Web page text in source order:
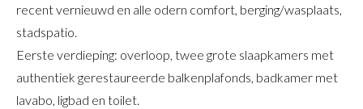
recent vernieuwd en alle odern comfort, berging/wasplaats,
stadspatio.
Eerste verdieping: overloop, twee grote slaapkamers met
authentiek gerestaureerde balkenplafonds, badkamer met
lavabo, ligbad en toilet.